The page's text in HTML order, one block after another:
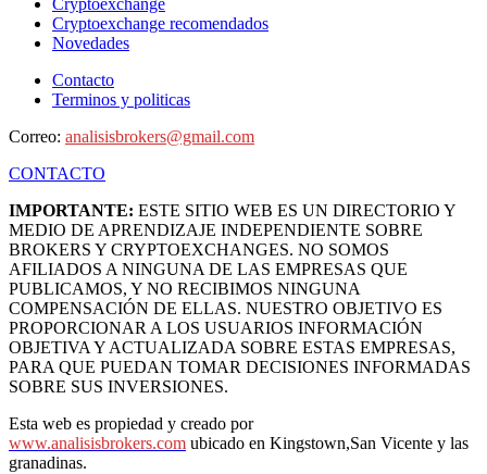
Cryptoexchange
Cryptoexchange recomendados
Novedades
Contacto
Terminos y politicas
Correo: analisisbrokers@gmail.com
CONTACTO
IMPORTANTE: ESTE SITIO WEB ES UN DIRECTORIO Y
MEDIO DE APRENDIZAJE INDEPENDIENTE SOBRE
BROKERS Y CRYPTOEXCHANGES. NO SOMOS
AFILIADOS A NINGUNA DE LAS EMPRESAS QUE
PUBLICAMOS, Y NO RECIBIMOS NINGUNA
COMPENSACIÓN DE ELLAS. NUESTRO OBJETIVO ES
PROPORCIONAR A LOS USUARIOS INFORMACIÓN
OBJETIVA Y ACTUALIZADA SOBRE ESTAS EMPRESAS,
PARA QUE PUEDAN TOMAR DECISIONES INFORMADAS
SOBRE SUS INVERSIONES.
Esta web es propiedad y creado por
www.analisisbrokers.com ubicado en Kingstown,San Vicente y las
granadinas.